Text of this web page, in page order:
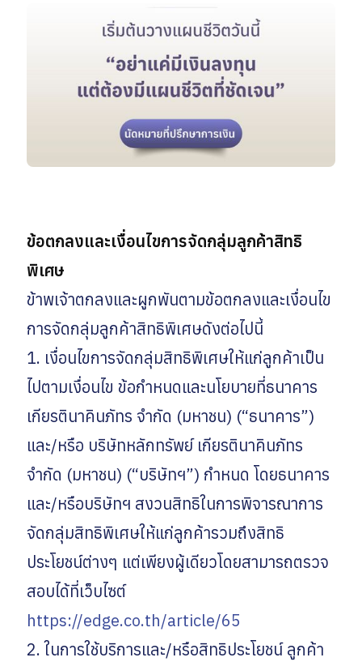
ข้อตกลงและเงื่อนไขการจัดกลุ่มลูกค้าสิทธิ
พิเศษ
ข้าพเจ้าตกลงและผูกพันตามข้อตกลงและเงื่อนไข
การจัดกลุ่มลูกค้าสิทธิพิเศษดังต่อไปนี้
1. เงื่อนไขการจัดกลุ่มสิทธิพิเศษให้แก่ลูกค้าเป็น
ไปตามเงื่อนไข ข้อกำหนดและนโยบายที่ธนาคาร
เกียรตินาคินภัทร จำกัด (มหาชน) (“ธนาคาร”)
และ/หรือ บริษัทหลักทรัพย์ เกียรตินาคินภัทร
จำกัด (มหาชน) (“บริษัทฯ”) กำหนด โดยธนาคาร
และ/หรือบริษัทฯ สงวนสิทธิในการพิจารณาการ
จัดกลุ่มสิทธิพิเศษให้แก่ลูกค้ารวมถึงสิทธิ
ประโยชน์ต่างๆ แต่เพียงผู้เดียวโดยสามารถตรวจ
สอบได้ที่เว็บไซต์
https://edge.co.th/article/65
2. ในการใช้บริการและ/หรือสิทธิประโยชน์ ลูกค้า